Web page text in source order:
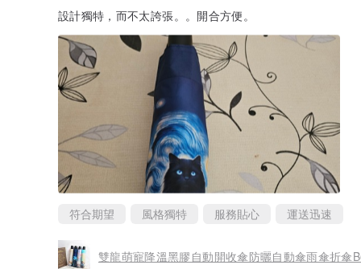
設計獨特，而不太誇張。。開合方便。
符合期望 風格獨特 服務貼心 運送迅速
雙龍萌寵降溫黑膠自動開收傘防曬自動傘雨傘折傘